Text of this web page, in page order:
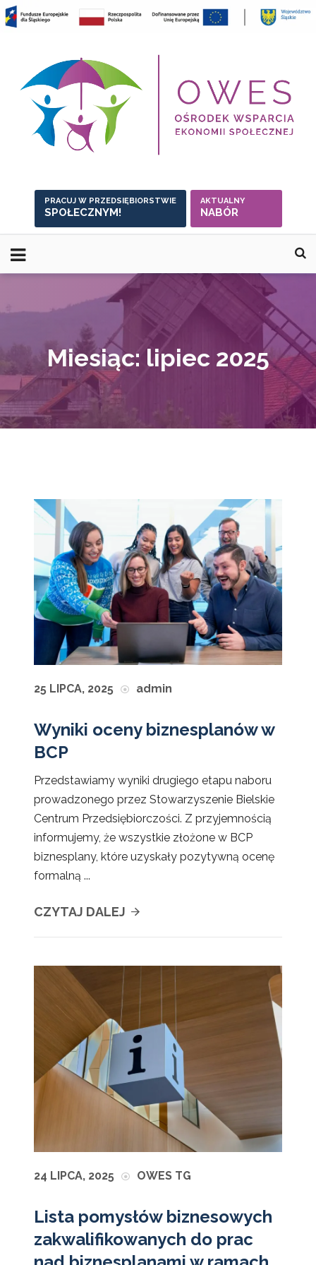
Skip
to
PRACUJ W PRZEDSIĘBIORSTWIE
SPOŁECZNYM!
AKTUALNY
NABÓR
Miesiąc: lipiec 2025
25 LIPCA, 2025 admin
Wyniki oceny biznesplanów w
BCP
Przedstawiamy wyniki drugiego etapu naboru
prowadzonego przez Stowarzyszenie Bielskie
Centrum Przedsiębiorczości. Z przyjemnością
informujemy, że wszystkie złożone w BCP
biznesplany, które uzyskały pozytywną ocenę
formalną ...
CZYTAJ DALEJ
24 LIPCA, 2025 OWES TG
Lista pomysłów biznesowych
zakwalifikowanych do prac